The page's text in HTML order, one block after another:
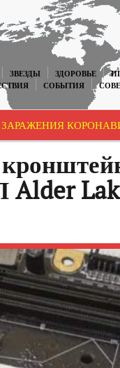
ЗВЕЗДЫ ЗДОРОВЬЕ
СОБЫТИЯ
Alder